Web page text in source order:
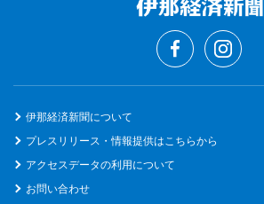
伊那経済新聞について
プレスリリース・情報提供はこちらから
アクセスデータの利用について
お問い合わせ